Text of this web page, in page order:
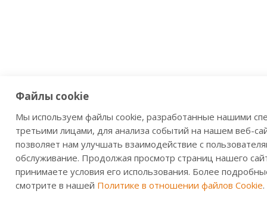
Файлы cookie
Мы используем файлы cookie, разработанные нашими
третьими лицами, для анализа событий на нашем веб-
позволяет нам улучшать взаимодействие с
обслуживание. Продолжая просмотр страниц нашего
принимаете условия его использования. Более
смотрите в нашей Политике в отношении файлов Cookie.